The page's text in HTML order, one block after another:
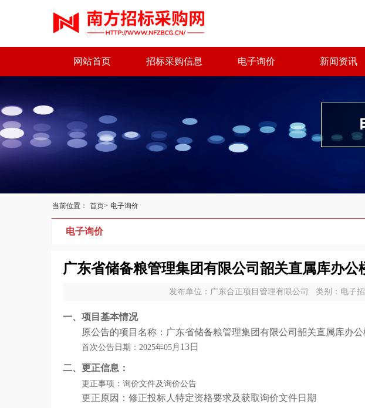
网站首页 招标采购信息 电子询价 新闻资讯
当前位置： 首页> 电子询价
电子询价
广东省储备粮管理集团有限公司韶关直属库办
发布单位：广东合正项目管理有限公司 类别：电子
一、项目基本情况
原公告的项目名称：广东省储备粮管理集团有限公司韶关直属库办
首次公告日期： 2025年05月 13日
二、更正信息：
更正事项： 询价文件及询价公告
更正原因：修正投标人特定资格要求及获取询价文件日期